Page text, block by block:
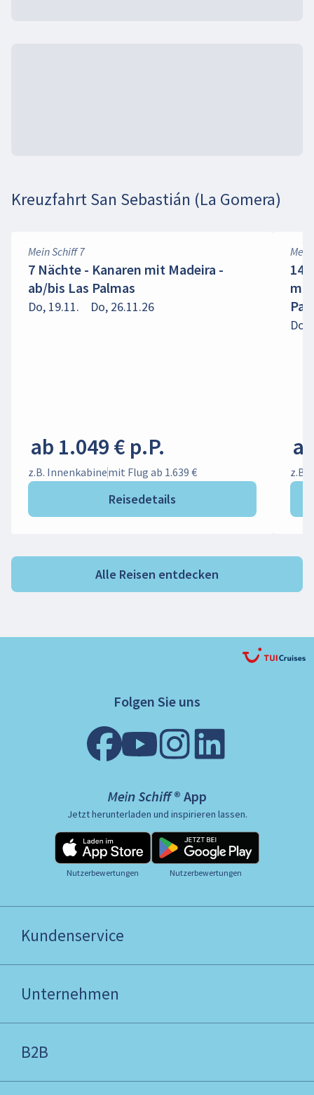
Kreuzfahrt San Sebastián (La Gomera)
Mein Schiff 7
7 Nächte - Kanaren mit Madeira -
ab/bis Las Palmas
Do, 19.11. Do, 26.11.26
ab 1.049 € p.P.
z.B. Innenkabinemit Flug ab 1.639 €
Reisedetails
14
Do,
z.B.
Alle Reisen entdecken
Folgen Sie uns
Mein Schiff ® App
Jetzt herunterladen und inspirieren lassen.
Nutzerbewertungen Nutzerbewertungen
Kundenservice
Unternehmen
B2B